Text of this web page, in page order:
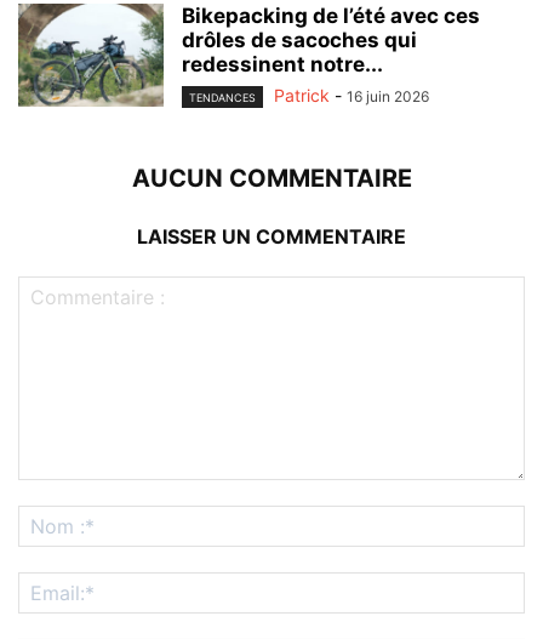
Bikepacking de l’été avec ces
drôles de sacoches qui
redessinent notre...
TENDANCES Patrick - 16 juin 2026
AUCUN COMMENTAIRE
LAISSER UN COMMENTAIRE